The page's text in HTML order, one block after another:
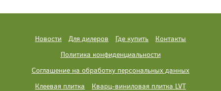
Новости Для дилеров Где купить
Контакты
Политика конфиденциальности
Соглашение на обработку персональных данных
Клеевая плитка
Кварц-виниловая плитка LVT